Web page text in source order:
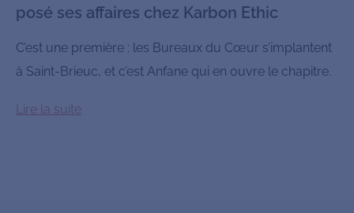
posé ses affaires chez Karbon Ethic
C’est une première : les Bureaux du Cœur s’implantent
à Saint-Brieuc, et c’est Anfane qui en ouvre le chapitre.
Lire la suite